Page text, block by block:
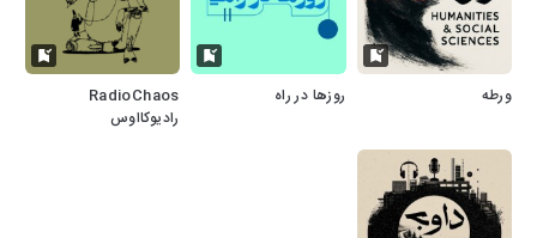
ورطه روزها در راه
RadioChaos
رادیوکااوس